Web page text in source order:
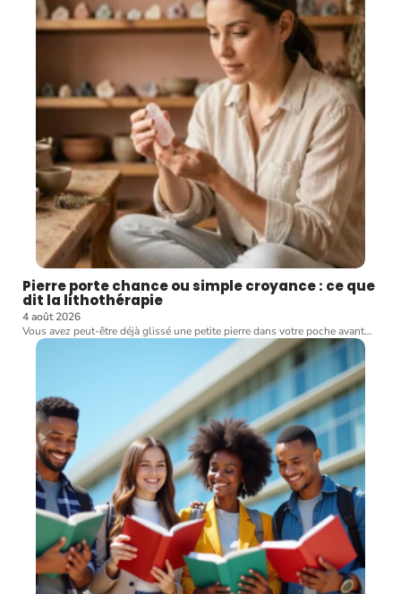
Pierre porte chance ou simple croyance : ce que
dit la lithothérapie
4 août 2026
Vous avez peut-être déjà glissé une petite pierre dans votre poche avant…